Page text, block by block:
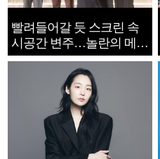
빨려들어갈 듯 스크린 속
시공간 변주…놀란의 메시
지는 ‘전쟁 속죄’